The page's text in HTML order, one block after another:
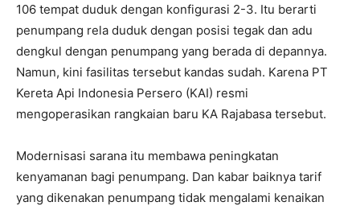
106 tempat duduk dengan konfigurasi 2-3. Itu berarti
penumpang rela duduk dengan posisi tegak dan adu
dengkul dengan penumpang yang berada di depannya.
Namun, kini fasilitas tersebut kandas sudah. Karena PT
Kereta Api Indonesia Persero (KAI) resmi
mengoperasikan rangkaian baru KA Rajabasa tersebut.
Modernisasi sarana itu membawa peningkatan
kenyamanan bagi penumpang. Dan kabar baiknya tarif
yang dikenakan penumpang tidak mengalami kenaikan